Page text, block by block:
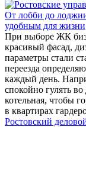
От лобби до
удобным для жизни
При выборе ЖК
красивый фасад,
параметры стали
переезда
каждый день.
спокойно гулять
котельная, чтобы
в квартирах
Ростовский